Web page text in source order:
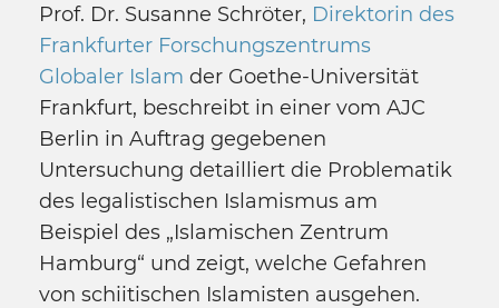
Prof. Dr. Susanne Schröter, Direktorin des
Frankfurter Forschungszentrums
Globaler Islam der Goethe-Universität
Frankfurt, beschreibt in einer vom AJC
Berlin in Auftrag gegebenen
Untersuchung detailliert die Problematik
des legalistischen Islamismus am
Beispiel des „Islamischen Zentrum
Hamburg“ und zeigt, welche Gefahren
von schiitischen Islamisten ausgehen.